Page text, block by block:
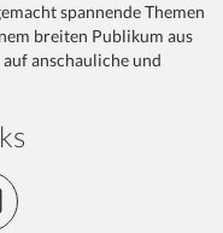
spannende Themen
breiten Publikum aus
anschauliche und